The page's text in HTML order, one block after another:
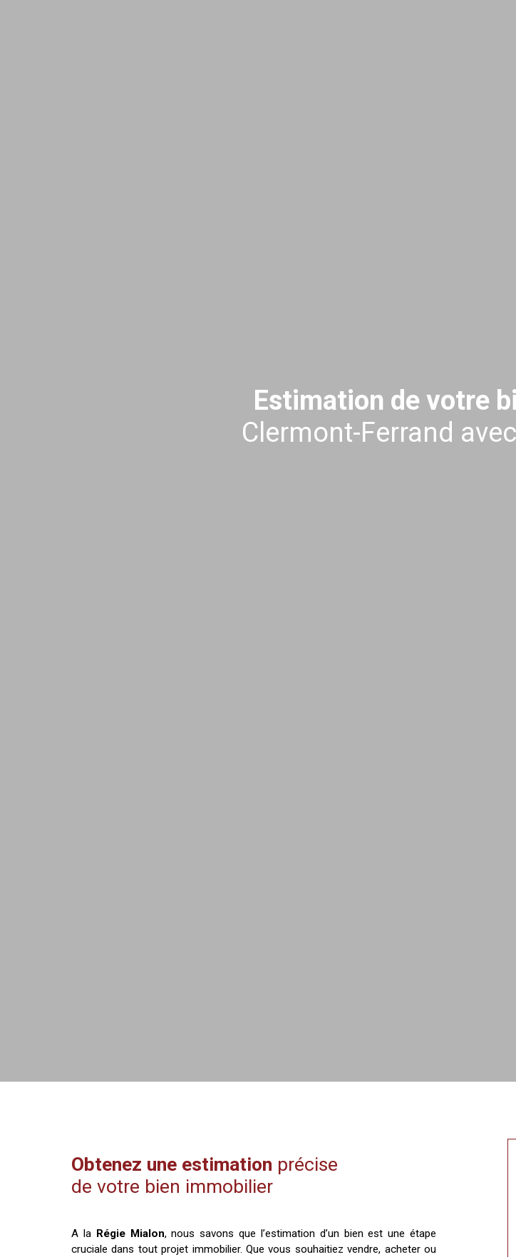
Estimation de votre
Clermont-Ferrand
Obtenez une estimation précise
de votre bien immobilier
A la Régie Mialon, nous savons que l’estimation d’un bien est une étape
cruciale dans tout projet immobilier. Que vous souhaitiez vendre, acheter ou